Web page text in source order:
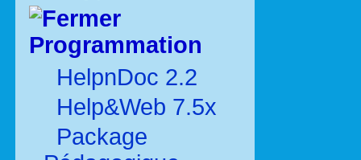
Programmation
HelpnDoc 2.2
Help&Web 7.5x
Package